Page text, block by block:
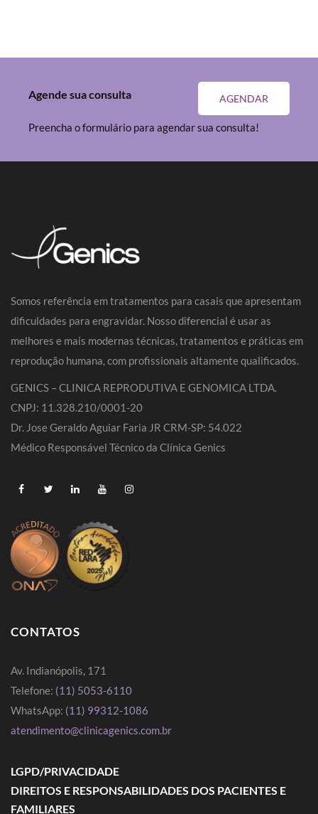
AGENDAR
Agende sua consulta
Preencha o formulário para agendar sua consulta!
Somos referência em tratamentos para casais que apresentam
dificuldades para engravidar. Nosso diferencial é usar as
melhores e mais modernas técnicas, tratamentos e práticas em
reprodução humana, com profissionais altamente qualificados.
GENICS – CLINICA REPRODUTIVA E GENOMICA LTDA.
CNPJ: 11.328.210/0001-20
Dr. Jose Geraldo Aguiar Faria JR CRM-SP: 54.022
Médico Responsável Técnico da Clínica Genics
CONTATOS
Av. Indianópolis, 171
Telefone: (11) 5053-6110
WhatsApp: (11) 99312-1086
atendimento@clinicagenics.com.br
LGPD/PRIVACIDADE
DIREITOS E RESPONSABILIDADES DOS PACIENTES E
FAMILIARES